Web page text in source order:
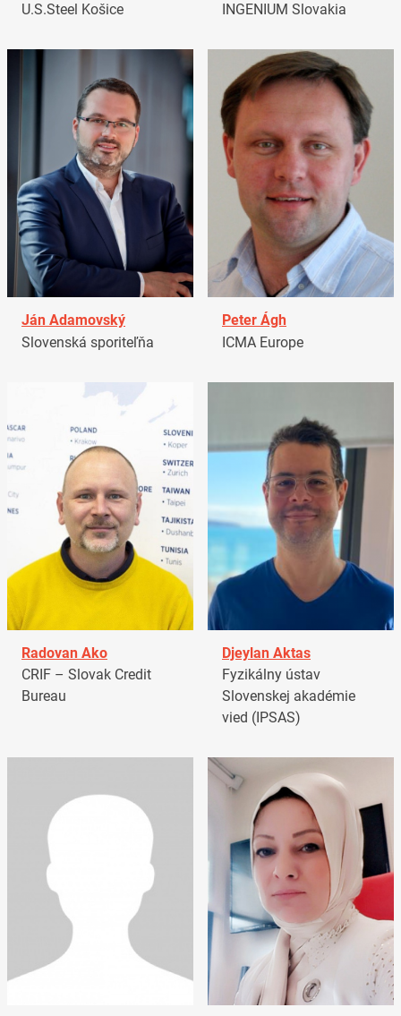
U.S.Steel Košice
INGENIUM Slovakia
Ján Adamovský
Slovenská sporiteľňa
Peter Ágh
ICMA Europe
Radovan Ako
CRIF – Slovak Credit
Bureau
Djeylan Aktas
Fyzikálny ústav
Slovenskej akadémie
vied (IPSAS)